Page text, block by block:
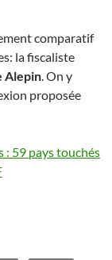
comparatif
la fiscaliste
Alepin. On y
proposée
: 59 pays touchés